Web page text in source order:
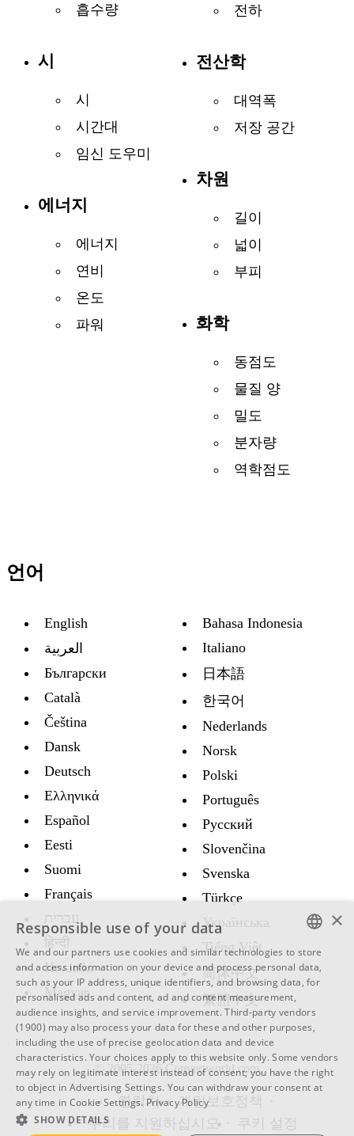
흡수량
시
시
시간대
임신 도우미
에너지
에너지
연비
온도
파워
전하
전산학
대역폭
저장 공간
차원
길이
넓이
부피
화학
동점도
물질 양
밀도
분자량
역학점도
언어
English
العربية
Български
Català
Čeština
Dansk
Deutsch
Ελληνικά
Español
Eesti
Suomi
Français
עברית
हिन्दी
Hrvatski
Magyar
Bahasa Indonesia
Italiano
日本語
한국어
Nederlands
Norsk
Polski
Português
Русский
Slovenčina
Svenska
Türkçe
Украïнська
Tiếng Việt
简体中文
繁體中文
© 2005-2026 Convertworld.com
연락처
개인보호정책
우리를 지원하십시오
쿠키 설정
ENGLISH
SWEDISH
SPANISH
ARABIC
CZECH
×
Responsible use of your data
We and our partners use cookies and similar technologies to store
and access information on your device and process personal data,
such as your IP address, unique identifiers, and browsing data, for
personalised ads and content, ad and content measurement,
audience insights, and service improvement.Third-party vendors
(1900) may also process your data for these and other purposes,
including the use of precise geolocation data and device
characteristics. Your choices apply to this website only. Some vendors
may rely on legitimate interest instead of consent; you have the right
to object in Advertising Settings. You can withdraw your consent at
any time in Cookie Settings. Privacy Policy
SHOW DETAILS